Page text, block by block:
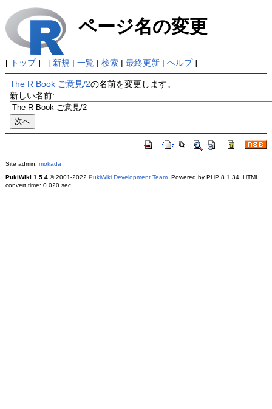
ページ名の変更
[ トップ] [ 新規 | 一覧| 検索| 最終更新| ヘルプ]
The R Book ご意見/2の名前を変更します。
新しい名前:
Site admin: mokada
PukiWiki 1.5.4© 2001-2022 PukiWiki Development Team. Powered by PHP 8.1.34. HTML
convert time: 0.020 sec.